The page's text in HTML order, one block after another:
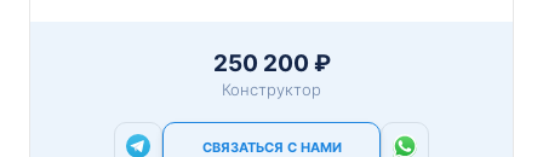
250 200 ₽
Конструктор
СВЯЗАТЬСЯ С НАМИ